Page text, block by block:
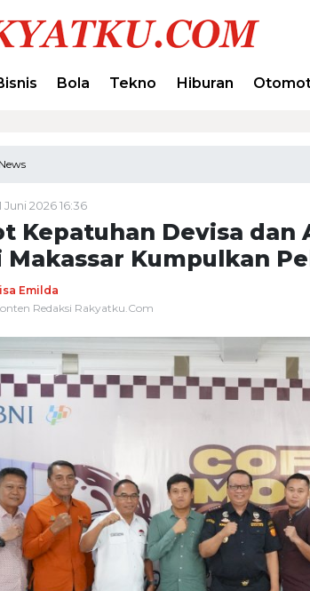
Bola Tekno Hiburan
News
Juni 2026 16:36
Kepatuhan Devisa dan
Makassar Kumpulkan
Emilda
Redaksi Rakyatku.Com